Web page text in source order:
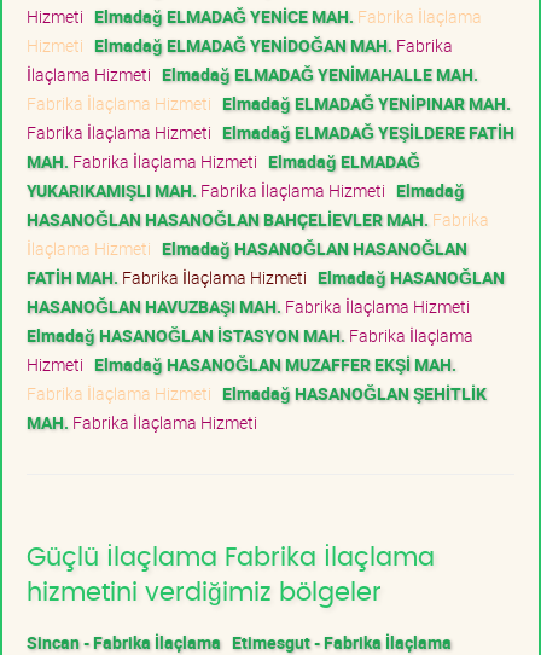
Hizmeti Elmadağ ELMADAĞ YENİCE MAH. Fabrika İlaçlama
Hizmeti Elmadağ ELMADAĞ YENİDOĞAN MAH. Fabrika
İlaçlama Hizmeti Elmadağ ELMADAĞ YENİMAHALLE MAH.
Fabrika İlaçlama Hizmeti Elmadağ ELMADAĞ YENİPINAR MAH.
Fabrika İlaçlama Hizmeti Elmadağ ELMADAĞ YEŞİLDERE FATİH
MAH. Fabrika İlaçlama Hizmeti Elmadağ ELMADAĞ
YUKARIKAMIŞLI MAH. Fabrika İlaçlama Hizmeti Elmadağ
HASANOĞLAN HASANOĞLAN BAHÇELİEVLER MAH. Fabrika
İlaçlama Hizmeti Elmadağ HASANOĞLAN HASANOĞLAN
FATİH MAH. Fabrika İlaçlama Hizmeti Elmadağ HASANOĞLAN
HASANOĞLAN HAVUZBAŞI MAH. Fabrika İlaçlama Hizmeti
Elmadağ HASANOĞLAN İSTASYON MAH. Fabrika İlaçlama
Hizmeti Elmadağ HASANOĞLAN MUZAFFER EKŞİ MAH.
Fabrika İlaçlama Hizmeti Elmadağ HASANOĞLAN ŞEHİTLİK
MAH. Fabrika İlaçlama Hizmeti
Güçlü İlaçlama Fabrika İlaçlama
hizmetini verdiğimiz bölgeler
Sincan - Fabrika İlaçlama Etimesgut - Fabrika İlaçlama